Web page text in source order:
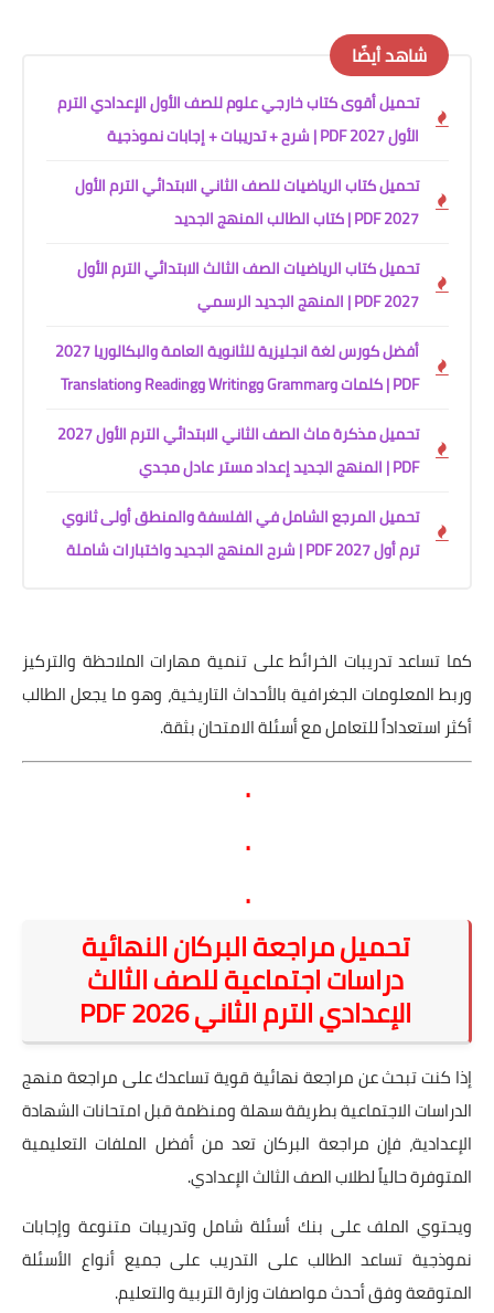
شاهد أيضًا
تحميل أقوى كتاب خارجي علوم للصف الأول الإعدادي الترم
الأول 2027 PDF | شرح + تدريبات + إجابات نموذجية
تحميل كتاب الرياضيات للصف الثاني الابتدائي الترم الأول
2027 PDF | كتاب الطالب المنهج الجديد
تحميل كتاب الرياضيات الصف الثالث الابتدائي الترم الأول
2027 PDF | المنهج الجديد الرسمي
أفضل كورس لغة انجليزية للثانوية العامة والبكالوريا 2027
PDF | كلمات وGrammar وWriting وReading وTranslation
تحميل مذكرة ماث الصف الثاني الابتدائي الترم الأول 2027
PDF | المنهج الجديد إعداد مستر عادل مجدي
تحميل المرجع الشامل في الفلسفة والمنطق أولى ثانوي
ترم أول 2027 PDF | شرح المنهج الجديد واختبارات شاملة
كما تساعد تدريبات الخرائط على تنمية مهارات الملاحظة والتركيز
وربط المعلومات الجغرافية بالأحداث التاريخية، وهو ما يجعل الطالب
أكثر استعداداً للتعامل مع أسئلة الامتحان بثقة.
.
.
.
تحميل مراجعة البركان النهائية
دراسات اجتماعية للصف الثالث
الإعدادي الترم الثاني 2026 PDF
إذا كنت تبحث عن مراجعة نهائية قوية تساعدك على مراجعة منهج
الدراسات الاجتماعية بطريقة سهلة ومنظمة قبل امتحانات الشهادة
الإعدادية، فإن مراجعة البركان تعد من أفضل الملفات التعليمية
المتوفرة حالياً لطلاب الصف الثالث الإعدادي.
ويحتوي الملف على بنك أسئلة شامل وتدريبات متنوعة وإجابات
نموذجية تساعد الطالب على التدريب على جميع أنواع الأسئلة
المتوقعة وفق أحدث مواصفات وزارة التربية والتعليم.